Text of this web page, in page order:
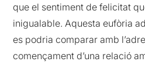
que el sentiment de felicitat
inigualable. Aquesta eufòria
es podria comparar amb
començament d’una relació